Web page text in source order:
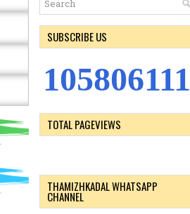
SUBSCRIBE US
105806111
TOTAL PAGEVIEWS
THAMIZHKADAL WHATSAPP
CHANNEL